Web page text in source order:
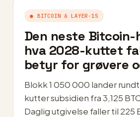
● BITCOIN & LAYER-1S
Den neste Bitcoin-
hva 2028-kuttet
betyr for grøvere
Blokk 1 050 000 lander
kutter subsidien fra 3,125
Daglig utgivelse faller til 225